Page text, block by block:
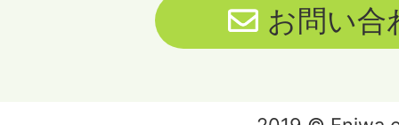
お問い合